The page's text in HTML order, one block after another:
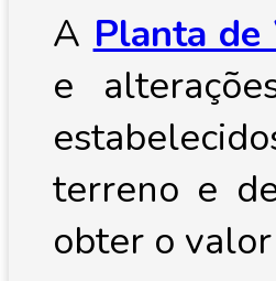
A Planta de
e
terreno e
obter o